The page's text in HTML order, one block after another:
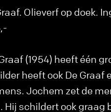
Olieverf op doek.
(1954) heeft één
heeft ook De Graaf
Jochem zet de
Hij schildert ook graag